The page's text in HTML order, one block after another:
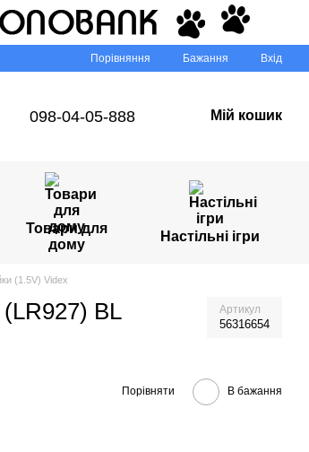
Порівняння Бажання Вхід
098-04-05-888 Мій кошик
Товари для
дому
Настільні ігри
(1.5V) Videx
(LR927) BL Артикул
56316654
Порівняти В бажання